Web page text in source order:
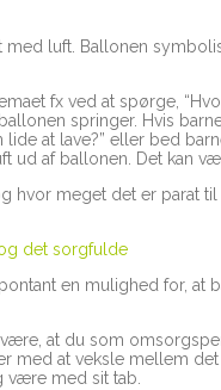
luft. Ballonen
fx ved at spørge,
springer. Hvis
lide at lave?” eller bed
ud af ballonen. Det kan
hvor meget det er parat
det sorgfulde
en mulighed for, at
være, at du som
med at veksle mellem
være med sit tab.